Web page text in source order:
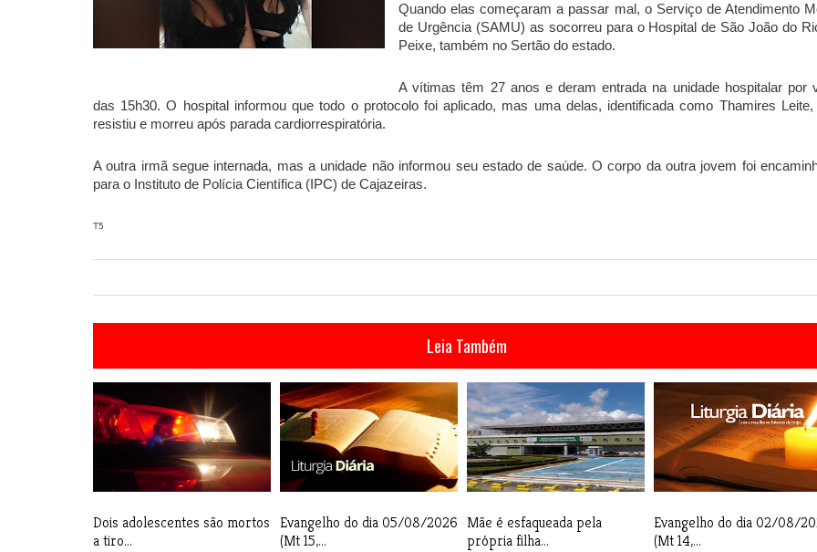
Quando elas começaram a passar mal, o Serviço de Atendimento
de Urgência (SAMU) as socorreu para o Hospital de São João do
Peixe, também no Sertão do estado.
A vítimas têm 27 anos e deram entrada na unidade hospitalar por
das 15h30. O hospital informou que todo o protocolo foi aplicado, mas uma delas, identificada como Thamires Leite,
resistiu e morreu após parada cardiorrespiratória.
A outra irmã segue internada, mas a unidade não informou seu estado de saúde. O corpo da outra jovem foi
para o Instituto de Polícia Científica (IPC) de Cajazeiras.
T5
Leia Também
Dois adolescentes são mortos
a tiro...
Evangelho do dia 05/08/2026
(Mt 15,...
Mãe é esfaqueada pela
própria filha...
Evangelho do dia 02/08/
(Mt 14,...